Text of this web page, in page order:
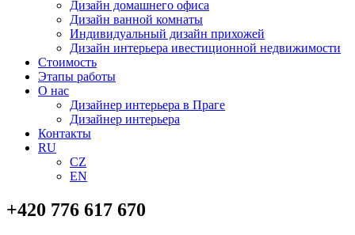
Дизайн домашнего офиса
Дизайн ванной комнаты
Индивидуальный дизайн прихожей
Дизайн интерьера ивестиционной недвижимости
Стоимость
Этапы работы
О нас
Дизайнер интерьера в Праге
Дизайнер интерьера
Контакты
RU
CZ
EN
+420 776 617 670